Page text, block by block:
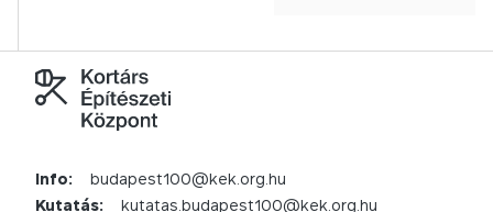
Info:
budapest100@kek.org.hu
Kutatás:
kutatas.budapest100@kek.org.hu